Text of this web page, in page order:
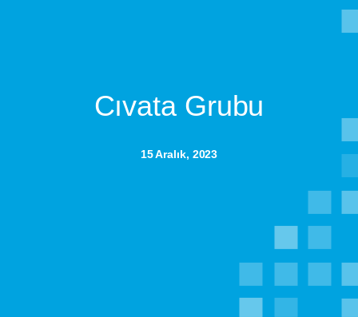
Cıvata Grubu
15 Aralık, 2023